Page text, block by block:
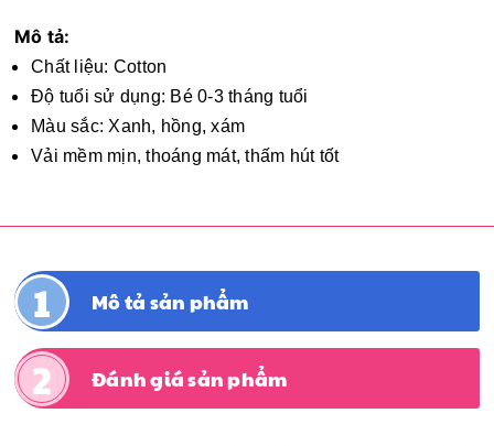
Mô tả:
Chất liệu: Cotton
Độ tuổi sử dụng: Bé 0-3 tháng tuổi
Màu sắc: Xanh, hồng, xám
Vải mềm mịn, thoáng mát, thấm hút tốt
Mô tả sản phẩm
Đánh giá sản phẩm